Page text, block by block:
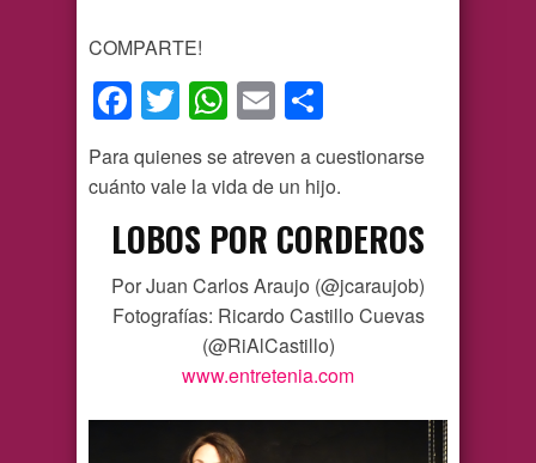
COMPARTE!
Facebook
TwitterWhatsApp
Email
Para quienes se atreven a cuestionarse
cuánto vale la vida de un hijo.
LOBOS POR CORDEROS
Por Juan Carlos Araujo (@jcaraujob)
Fotografías: Ricardo Castillo Cuevas
(@RiAlCastillo)
www.entretenia.com